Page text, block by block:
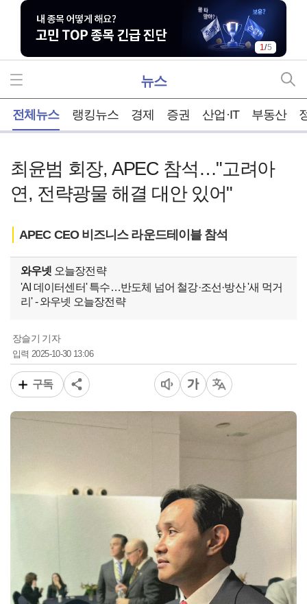
1/5
뉴스
전체뉴스 랭킹뉴스 경제 증권 산업·IT 부동산
최윤범 회장, APEC 참석…"고려아
연, 전략광물 해결 대안 있어"
APEC CEO 비즈니스 라운드테이블 참석
와우넷 오늘장전략
'AI 데이터센터' 특수…반도체 넘어 철강·조선·방산 '새 먹거
리' - 와우넷 오늘장전략
장슬기 기자
입력2025-10-30 13:06
구독